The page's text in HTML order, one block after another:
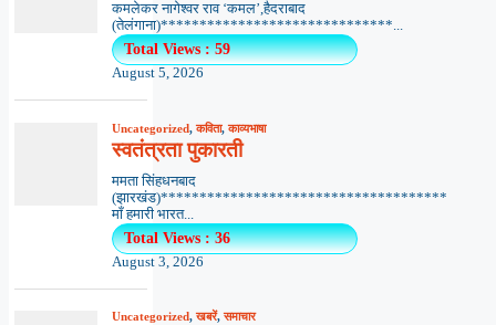
कमलेकर नागेश्वर राव ‘कमल’,हैदराबाद
(तेलंगाना)******************************...
Total Views : 59
August 5, 2026
Uncategorized,कविता,काव्यभाषा
स्वतंत्रता पुकारती
ममता सिंहधनबाद
(झारखंड)*************************************
माँ हमारी भारत...
Total Views : 36
August 3, 2026
Uncategorized,खबरें,समाचार